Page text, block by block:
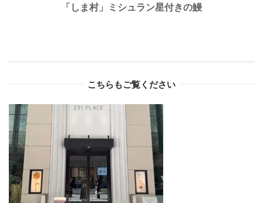
「しま村」ミシュラン星付きの鰻
こちらもご覧ください